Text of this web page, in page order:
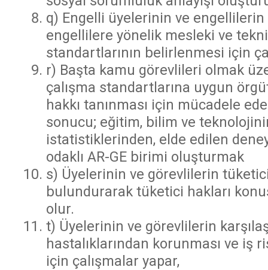
q) Engelli üyelerinin ve
engellilere yönelik mesleki ve
standartlarının belirlenmesi için
r) Başta kamu görevlileri olmak
çalışma standartlarına uygun
hakkı tanınması için mücadele
sonucu; eğitim, bilim ve
istatistiklerinden, elde edilen
odaklı AR-GE birimi oluşturmak
s) Üyelerinin ve görevlilerin
bulundurarak tüketici hakları
olur.
t) Üyelerinin ve görevlilerin
hastalıklarından korunması ve iş
için çalışmalar yapar,